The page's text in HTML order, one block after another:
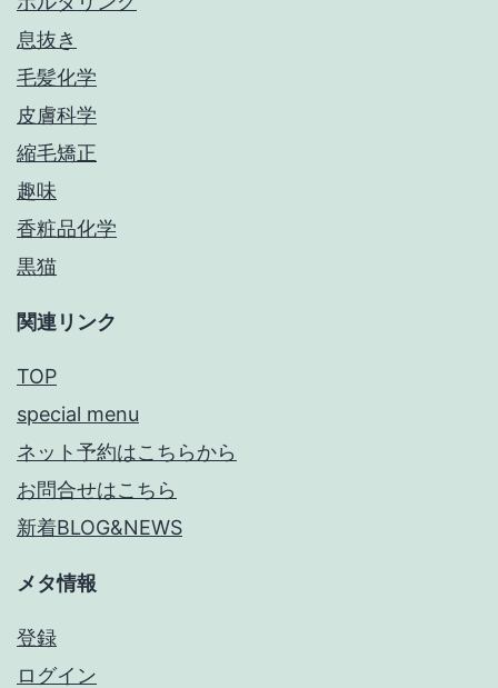
息抜き
毛髪化学
皮膚科学
縮毛矯正
趣味
香粧品化学
黒猫
関連リンク
TOP
special menu
ネット予約はこちらから
お問合せはこちら
新着BLOG&NEWS
メタ情報
登録
ログイン